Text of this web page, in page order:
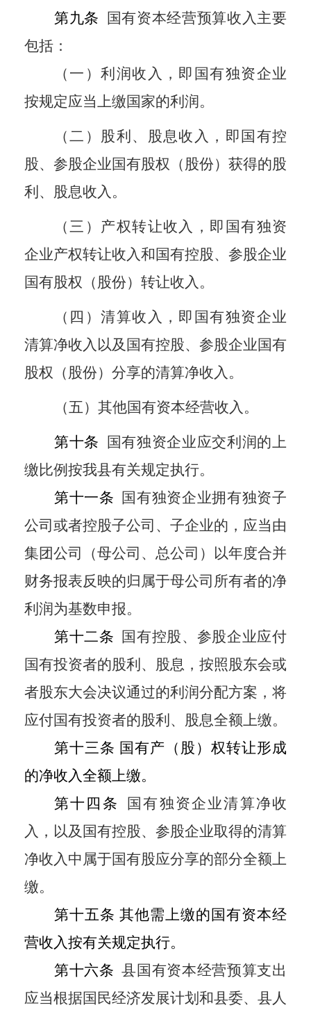
第九条
国有资本经营预算收入主要
包括：
（一）利润收入，即国有独资企业
按规定应当上缴国家的利润。
（二）股利、股息收入，即国有控
股、参股企业国有股权（股份）获得的股
利、股息收入。
（三）产权转让收入，即国有独资
企业产权转让收入和国有控股、参股企业
国有股权（股份）转让收入。
（四）清算收入，即国有独资企业
清算净收入以及国有控股、参股企业国有
股权（股份）分享的清算净收入。
（五）其他国有资本经营收入。
第十条
国有独资企业应交利润的上
缴比例按我县有关规定执行。
第十一条
国有独资企业拥有独资子
公司或者控股子公司、子企业的，应当由
集团公司（母公司、总公司）以年度合并
财务报表反映的归属于母公司所有者的净
利润为基数申报。
第十二条
国有控股、参股企业应付
国有投资者的股利、股息，按照股东会或
者股东大会决议通过的利润分配方案，将
应付国有投资者的股利、股息全额上缴。
第十三条 国有产（股）权转让形成
的净收入全额上缴。
第十四条
国有独资企业清算净收
入，以及国有控股、参股企业取得的清算
净收入中属于国有股应分享的部分全额上
缴。
第十五条 其他需上缴的国有资本经
营收入按有关规定执行。
第十六条 县国有资本经营预算支出
应当根据国民经济发展计划和县委、县人